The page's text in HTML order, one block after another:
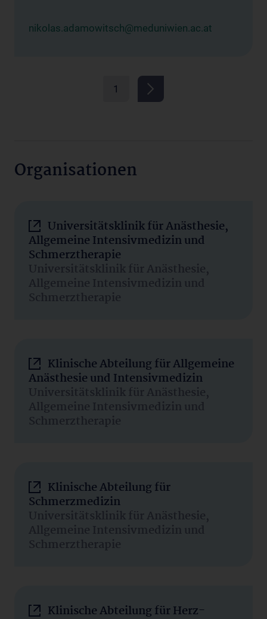
nikolas.adamowitsch@meduniwien.ac.at
1
Organisationen
Universitätsklinik für Anästhesie,
Allgemeine Intensivmedizin und
Schmerztherapie
Universitätsklinik für Anästhesie,
Allgemeine Intensivmedizin und
Schmerztherapie
Klinische Abteilung für Allgemeine
Anästhesie und Intensivmedizin
Universitätsklinik für Anästhesie,
Allgemeine Intensivmedizin und
Schmerztherapie
Klinische Abteilung für
Schmerzmedizin
Universitätsklinik für Anästhesie,
Allgemeine Intensivmedizin und
Schmerztherapie
Klinische Abteilung für Herz-